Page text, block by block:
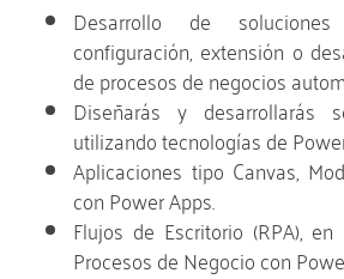
Desarrollo de
configuración, extensión o
de procesos de negocios
Diseñarás y desarrollarás
utilizando tecnologías de
Aplicaciones tipo Canvas,
con Power Apps.
Flujos de Escritorio (RPA),
Procesos de Negocio con